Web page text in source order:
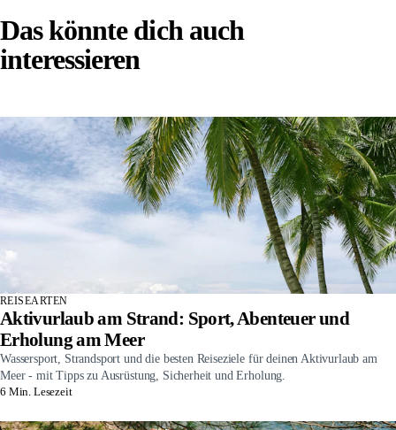
Das könnte dich auch
interessieren
REISEARTEN
Aktivurlaub am Strand: Sport, Abenteuer und
Erholung am Meer
Wassersport, Strandsport und die besten Reiseziele für deinen Aktivurlaub am
Meer - mit Tipps zu Ausrüstung, Sicherheit und Erholung.
6 Min. Lesezeit